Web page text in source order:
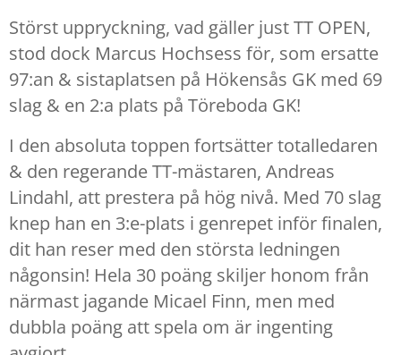
Störst uppryckning, vad gäller just TT OPEN,
stod dock Marcus Hochsess för, som ersatte
97:an & sistaplatsen på Hökensås GK med 69
slag & en 2:a plats på Töreboda GK!
I den absoluta toppen fortsätter totalledaren
& den regerande TT-mästaren, Andreas
Lindahl, att prestera på hög nivå. Med 70 slag
knep han en 3:e-plats i genrepet inför finalen,
dit han reser med den största ledningen
någonsin! Hela 30 poäng skiljer honom från
närmast jagande Micael Finn, men med
dubbla poäng att spela om är ingenting